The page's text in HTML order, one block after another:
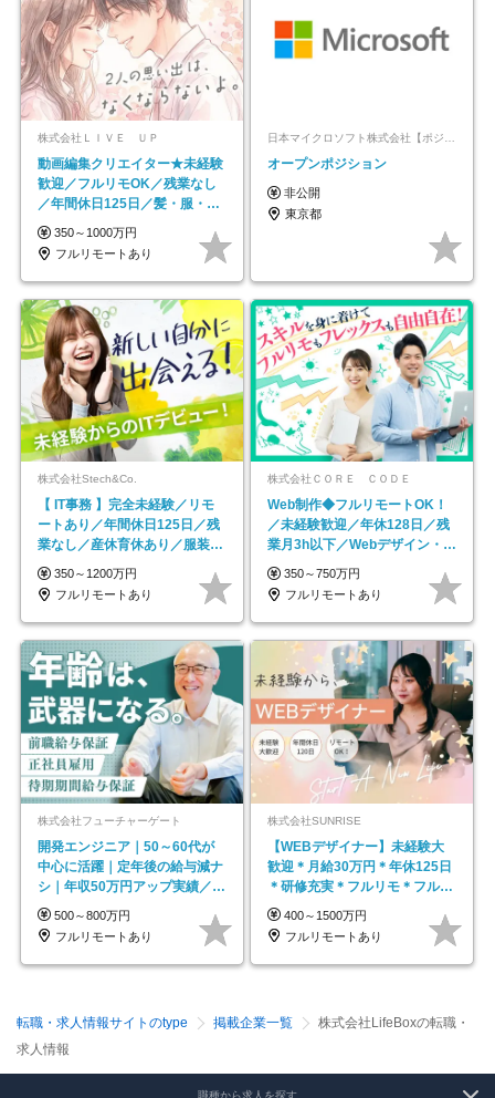
株式会社ＬＩＶＥ ＵＰ
動画編集クリエイター★未経験
歓迎／フルリモOK／残業なし
／年間休日125日／髪・服・ネ
イル自由／研修充実で安心
350～1000万円
フルリモートあり
オープンポジション
非公開
東京都
株式会社Stech&Co.
【 IT事務 】完全未経験／リモ
ートあり／年間休日125日／残
業なし／産休育休あり／服装・
髪型自由／毎年昇給
350～1200万円
フルリモートあり
株式会社ＣＯＲＥ ＣＯＤＥ
Web制作◆フルリモートOK！
／未経験歓迎／年休128日／残
業月3h以下／Webデザイン・
ECサイトやHP制作
350～750万円
フルリモートあり
株式会社フューチャーゲート
開発エンジニア｜50～60代が
中心に活躍｜定年後の給与減ナ
シ｜年収50万円アップ実績／昇
給率92％（直近3年）
500～800万円
フルリモートあり
株式会社SUNRISE
【WEBデザイナー】未経験大
歓迎＊月給30万円＊年休125日
＊研修充実＊フルリモ＊フルフ
レックス＊
400～1500万円
フルリモートあり
転職・求人情報サイトのtype 掲載企業一覧
株式会社LifeBoxの転職・
求人情報
職種から求人を探す